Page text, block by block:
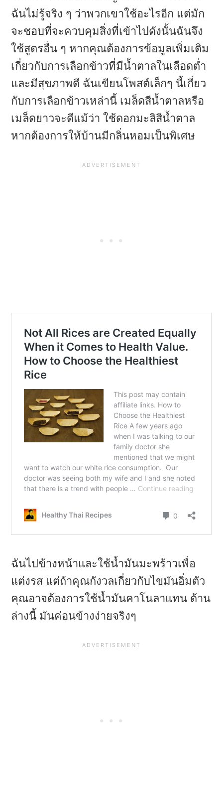
ฉันไม่รู้จริง ๆ ว่าพวกเขาใช้อะไรอีก แต่มัก
จะชอบที่จะควบคุมสิ่งที่เข้าไปดังนั้นฉันจึง
ใช้สูตรอื่น ๆ หากคุณต้องการข้อมูลเพิ่มเติม
เกี่ยวกับการเลือกข้าวที่มีน้ำตาลในเลือดต่ำ
และมีสุขภาพดี ฉันเขียนโพสต์เล็กๆ นี้เกี่ยว
กับการเลือกข้าวเหล่านี้ เมล็ดสีน้ำตาลหรือ
เมล็ดยาวจะดีแม้ว่า ใช้ดอกมะลิสีน้ำตาล
หากต้องการให้บ้านมีกลิ่นหอมเป็นพิเศษ
ฉันไปข้างหน้าและใช้น้ำมันมะพร้าวเพื่อ
แต่งรส แต่ถ้าคุณกังวลเกี่ยวกับไขมันอิ่มตัว
คุณอาจต้องการใช้น้ำมันคาโนลาแทน ด้าน
ล่างนี้ มันค่อนข้างง่ายจริงๆ